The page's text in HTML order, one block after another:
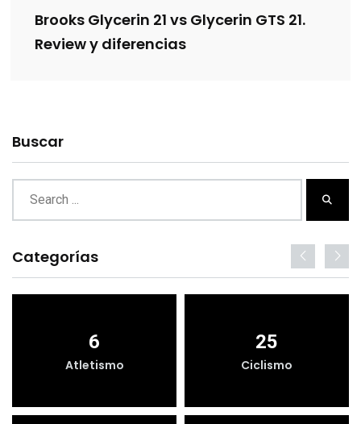
Brooks Glycerin 21 vs Glycerin GTS 21.
Review y diferencias
Buscar
Categorías
6
Atletismo
25
Ciclismo